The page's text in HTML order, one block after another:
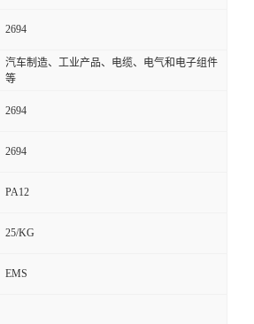
2694
汽车制造、工业产品、电缆、电气和电子组件
等
2694
2694
PA12
25/KG
EMS